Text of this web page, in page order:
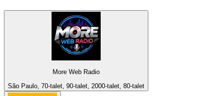
More Web Radio
São Paulo, 70-talet, 90-talet, 2000-talet, 80-talet